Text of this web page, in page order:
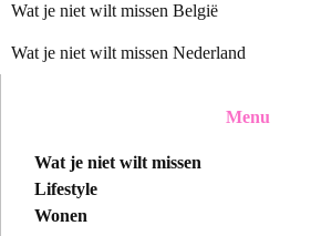
Wat je niet wilt missen België
Wat je niet wilt missen Nederland
Menu
Wat je niet wilt missen
Lifestyle
Wonen